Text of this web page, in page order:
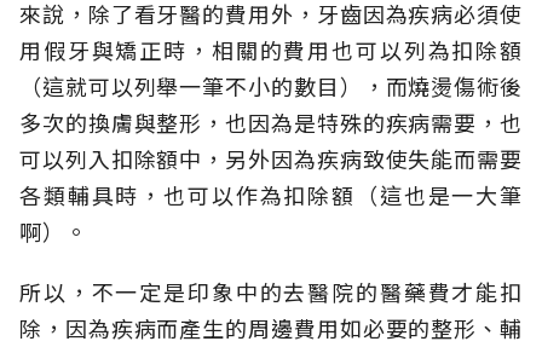
來說，除了看牙醫的費用外，牙齒因為疾病必須使
用假牙與矯正時，相關的費用也可以列為扣除額
（這就可以列舉一筆不小的數目），而燒燙傷術後
多次的換膚與整形，也因為是特殊的疾病需要，也
可以列入扣除額中，另外因為疾病致使失能而需要
各類輔具時，也可以作為扣除額（這也是一大筆
啊）。
所以，不一定是印象中的去醫院的醫藥費才能扣
除，因為疾病而產生的周邊費用如必要的整形、輔